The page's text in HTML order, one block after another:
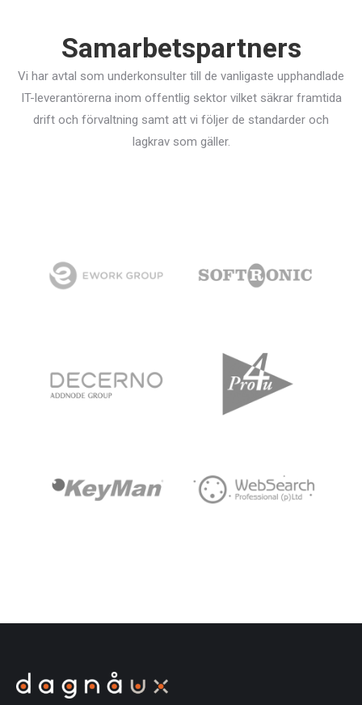
Samarbetspartners
Vi har avtal som underkonsulter till de vanligaste upphandlade
IT-leverantörerna inom offentlig sektor vilket säkrar framtida
drift och förvaltning samt att vi följer de standarder och
lagkrav som gäller.